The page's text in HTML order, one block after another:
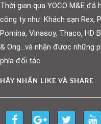
Thời gian qua YOCO M&E đã
công ty như: Khách sạn Rex,
Pomina, Vinasoy, Thaco, HD
& Ong…và nhận được những
phía đối tác.
HÃY NHẤN LIKE VÀ SHARE